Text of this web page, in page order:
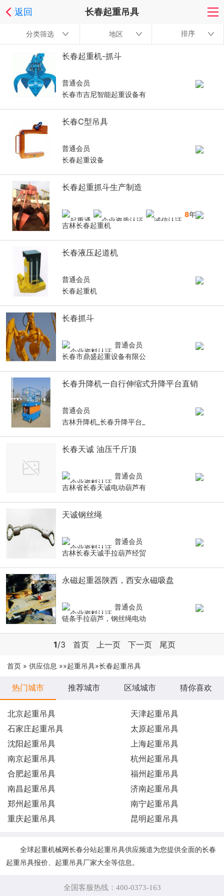
返回 长春起重吊具
分类筛选 地区 排序
长春起重机-抓斗
普通会员
长春市吉尼智能起重设备有
长春C型吊具
普通会员
长春起重设备
长春起重抓斗生产制造
8年
吉林长春起重机
长春液压起道机
普通会员
长春起重机
长春抓斗
普通会员
长春市鼎盛起重设备有限公
长春升降机一自行伸缩式升降平台直销
普通会员
吉林升降机_长春升降平台_
长春天诚 油压千斤顶
普通会员
吉林省长春天诚电动葫芦有
天诚钢丝绳
普通会员
吉林长春天诚手拉葫芦经贸
永磁起重器陕西，西安永磁吸盘
普通会员
链条手拉葫芦，钢丝绳电动
1/3 首页 上一页 下一页 尾页
首页 » 供应信息 »»起重吊具»长春起重吊具
热门城市 推荐城市 区域城市 猜你喜欢
北京起重吊具
天津起重吊具
石家庄起重吊具
太原起重吊具
沈阳起重吊具
上海起重吊具
南京起重吊具
杭州起重吊具
合肥起重吊具
福州起重吊具
南昌起重吊具
济南起重吊具
郑州起重吊具
南宁起重吊具
重庆起重吊具
昆明起重吊具
全球起重机械网长春分站起重吊具供应频道为您提供全面的长春
起重吊具报价、起重吊具厂家大全等信息。
全国客服热线：400-0373-163